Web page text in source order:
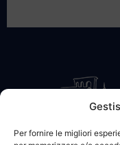
Per fornire le migliori